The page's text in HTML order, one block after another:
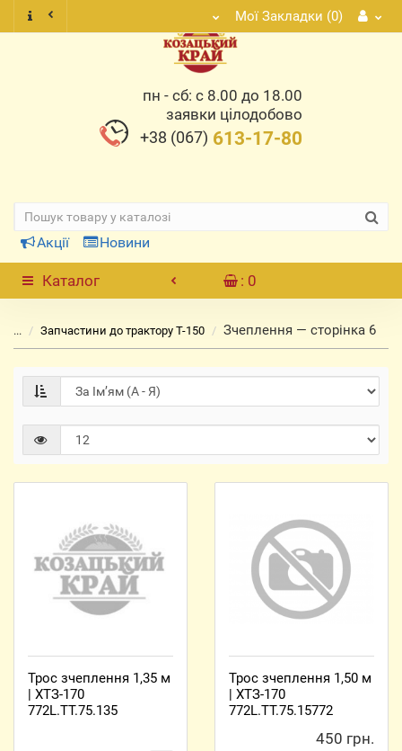
Мої Закладки (0)
пн - сб: с 8.00 до 18.00
заявки цілодобово
+38 (067) 613-17-80
Акції Новини
Каталог : 0
... Запчастини до трактору Т-150 Зчеплення ― сторінка 6
Трос зчеплення 1,35 м
| ХТЗ-170
772L.TT.75.135
Трос зчеплення 1,50 м
| ХТЗ-170
772L.TT.75.15772
450 грн.